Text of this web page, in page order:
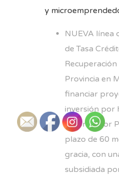
y
NUEVA línea
de Tasa
Provincia en
financiar
inversión por
millones por
plazo de 60
gracia, con
subsidiada